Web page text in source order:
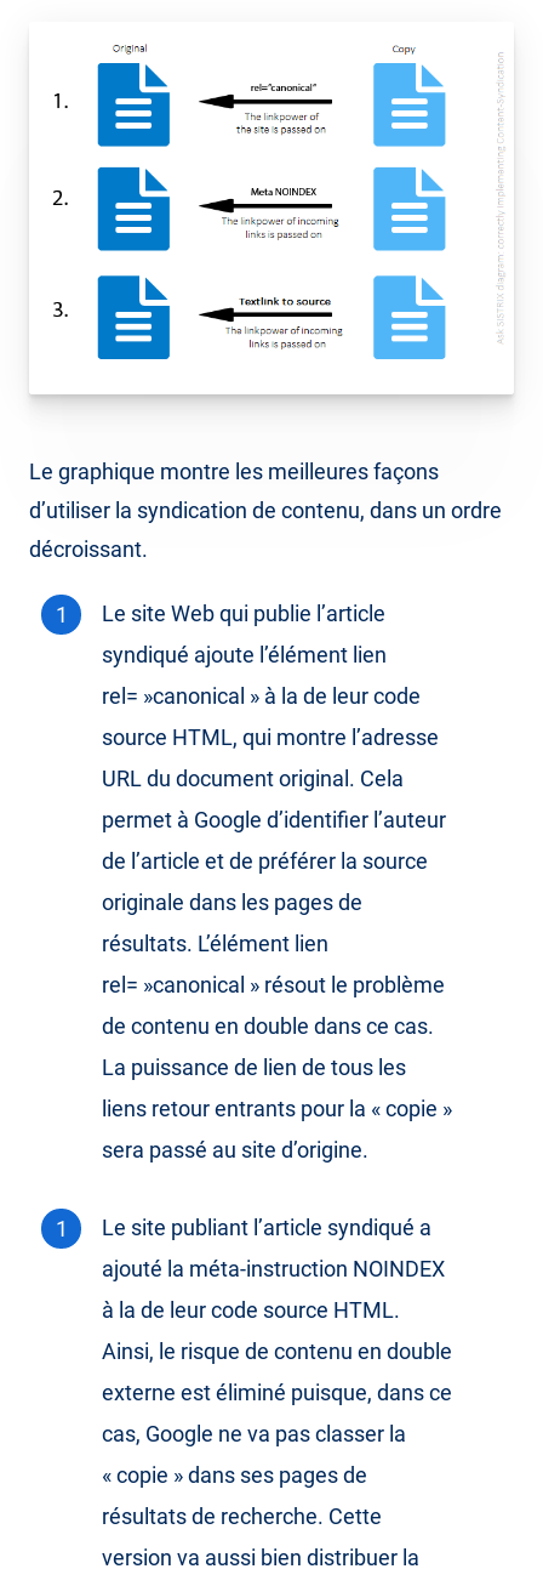
Le graphique montre les meilleures façons
d’utiliser la syndication de contenu, dans un ordre
décroissant.
Le site Web qui publie l’article
syndiqué ajoute l’élément lien
rel= »canonical » à la de leur code
source HTML, qui montre l’adresse
URL du document original. Cela
permet à Google d’identifier l’auteur
de l’article et de préférer la source
originale dans les pages de
résultats. L’élément lien
rel= »canonical » résout le problème
de contenu en double dans ce cas.
La puissance de lien de tous les
liens retour entrants pour la « copie »
sera passé au site d’origine.
Le site publiant l’article syndiqué a
ajouté la méta-instruction NOINDEX
à la de leur code source HTML.
Ainsi, le risque de contenu en double
externe est éliminé puisque, dans ce
cas, Google ne va pas classer la
« copie » dans ses pages de
résultats de recherche. Cette
version va aussi bien distribuer la